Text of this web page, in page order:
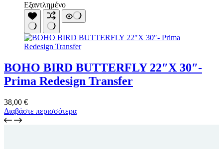
Εξαντλημένο
BOHO BIRD BUTTERFLY 22″X 30″-
Prima Redesign Transfer
38,00 €
Διαβάστε περισσότερα